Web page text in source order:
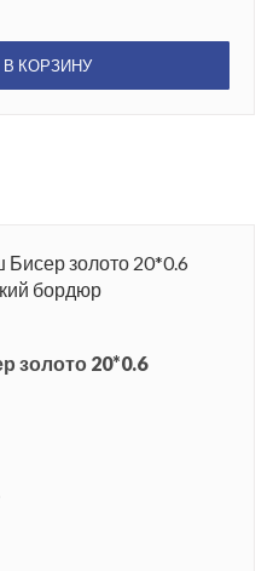
КОРЗИНУ
золото 20*0.6